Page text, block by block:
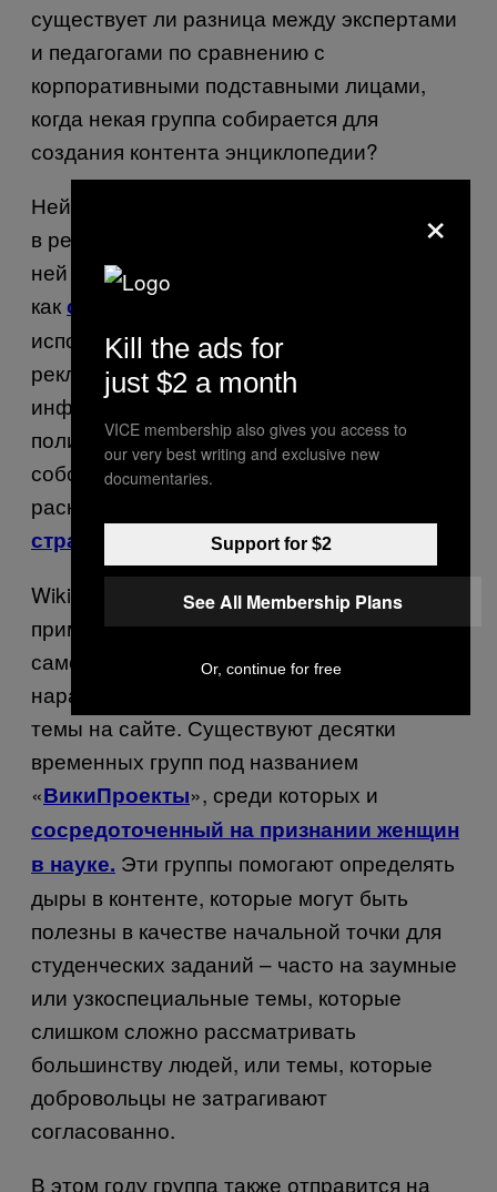
существует ли разница между экспертами
и педагогами по сравнению с
корпоративными подставными лицами,
когда некая группа собирается для
создания контента энциклопедии?
Нейтральность – вопрос малоприятный, а
в редакторском сообществе Википедии с
ней довольно строго, особенно после того,
каксотни брендов уличили
использовании сайта в качестве
рекламной платформы. Односторонняя
информация часто отмечается, а согласно
политике сайта, учёные не могут писать о
собственных исследованиях, не
раскрывая конфликта интересов на
странице обсуждения в Википедии
Wiki
также не является единственным
примером группы людей с общим опытом,
самоорганизующейся с целью
наращивания присутствия определённой
темы на сайте. Существуют десятки
временных групп под названием
«ВикиПроекты», среди которых и
сосредоточенный на признании женщин
в науке. Эти группы помогают определять
дыры в контенте, которые могут быть
полезны в качестве начальной точки для
студенческих заданий – часто на заумные
или узкоспециальные темы, которые
слишком сложно рассматривать
большинству людей, или темы, которые
добровольцы не затрагивают
согласованно.
В этом году группа также отправится на
×
Kill the ads for
just $2 a month
VICE membership also gives you access to
our very best writing and exclusive new
documentaries.
Support for $2
See All Membership Plans
Or, continue for free